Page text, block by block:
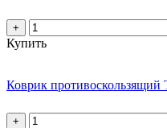
+
Купить
Коврик противоскользящий
+